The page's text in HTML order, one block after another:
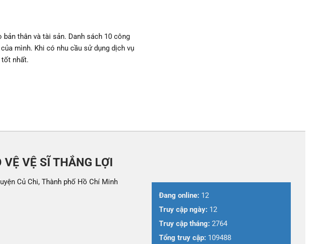
thân và tài sản. Danh sách 10 công
mình. Khi có nhu cầu sử dụng dịch vụ
nhất.
VỆ SĨ THẮNG LỢI
Củ Chi, Thành phố Hồ Chí Minh
Đang online:12
Truy cập ngày:12
Truy cập tháng:2764
Tổng truy cập:109488